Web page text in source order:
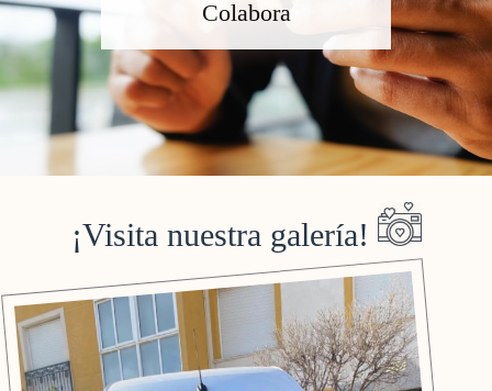
Colabora
¡Visita nuestra galería!